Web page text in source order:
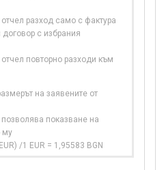
разход само с фактура
с избрания
повторно разходи към
на заявените от
показване на
му
/1 EUR = 1,95583 BGN